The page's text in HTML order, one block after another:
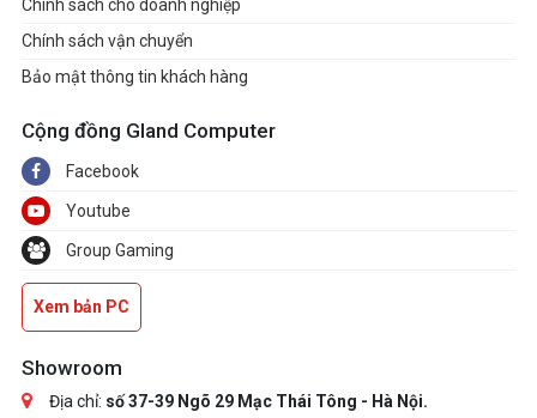
Chính sách cho doanh nghiệp
Chính sách vận chuyển
Bảo mật thông tin khách hàng
Cộng đồng Gland Computer
Facebook
Youtube
Group Gaming
Xem bản PC
Showroom
Địa chỉ: số 37-39 Ngõ 29 Mạc Thái Tông - Hà Nội.